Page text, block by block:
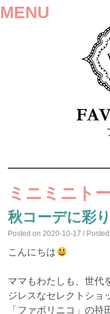
MENU
TO
CONTENT
ミニミニト
秋コーデに彩
Posted on2020-10-17 /
こんにちは
ママもわたしも、世代
ジレスなセレクトショ
「ファボリニコ」の持